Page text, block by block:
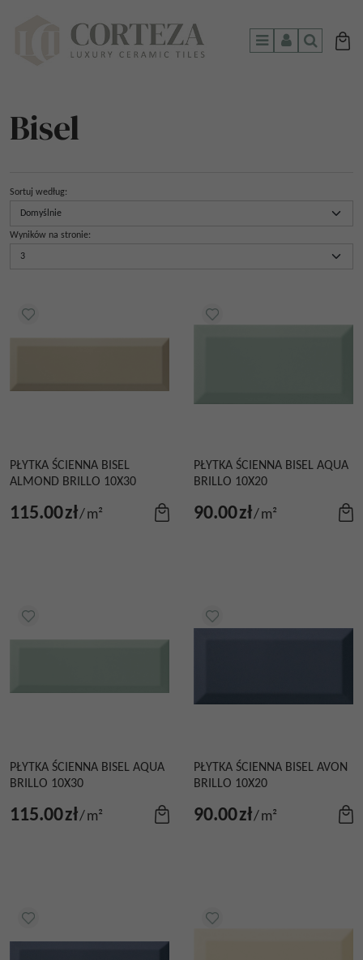
MenuPanelSzukaj
Bisel
Sortuj według:
Wyników na stronie:
PŁYTKA ŚCIENNA BISEL
ALMOND BRILLO 10X30
115.00zł/m²
PŁYTKA ŚCIENNA BISEL AQUA
BRILLO 10X20
90.00zł/m²
PŁYTKA ŚCIENNA BISEL AQUA
BRILLO 10X30
115.00zł/m²
PŁYTKA ŚCIENNA BISEL AVON
BRILLO 10X20
90.00zł/m²